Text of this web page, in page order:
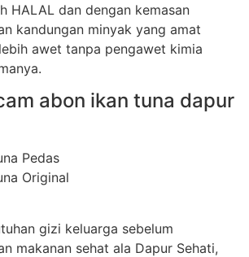
HALAL dan dengan kemasan
kandungan minyak yang amat
awet tanpa pengawet kimia
abon ikan tuna dapur
Pedas
Original
gizi keluarga sebelum
makanan sehat ala Dapur Sehati,